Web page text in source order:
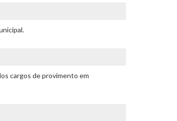
cargos de provimento em